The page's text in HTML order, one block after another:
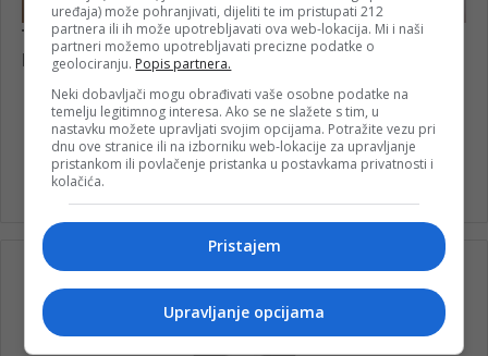
Izgubljeno Ključ
uređaja) može pohranjivati, dijeliti te im pristupati 212
partnera ili ih može upotrebljavati ova web-lokacija. Mi i naši
partneri možemo upotrebljavati precizne podatke o
geolociranju. Popis partnera.
Neki dobavljači mogu obrađivati vaše osobne podatke na
temelju legitimnog interesa. Ako se ne slažete s tim, u
nastavku možete upravljati svojim opcijama. Potražite vezu pri
dnu ove stranice ili na izborniku web-lokacije za upravljanje
pristankom ili povlačenje pristanka u postavkama privatnosti i
kolačića.
Pristajem
Upravljanje opcijama